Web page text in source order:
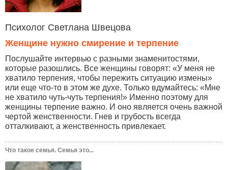
Психолог Светлана Швецова
Женщине нужно смирение и терпение
Послушайте интервью с разными знаменитостями,
которые разошлись. Все женщины говорят: «У меня не
хватило терпения, чтобы пережить ситуацию измены»
или еще что-то в этом же духе. Только вдумайтесь: «Мне
не хватило чуть-чуть терпения!» Именно поэтому для
женщины терпение важно. И оно является очень важной
чертой женственности. Гнев и грубость всегда
отталкивают, а женственность привлекает.
Что такое семья. Семья это...